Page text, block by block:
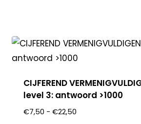
CIJFEREND
level 3: antwoord >1000
€7,50 - €22,50